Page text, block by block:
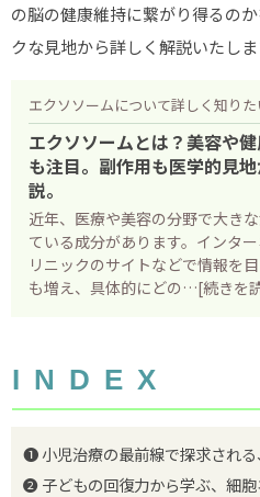
当院について
価格について
診察予約
プライバシーポリシー
お問い合わせ
タイムライン
の脳の健康維持に繋がり得るの
クな見地から詳しく解説いたしま
エクソソームについて詳しく知りた
エクソソームとは？美容や
も注目。副作用も医学的見
説。
近年、医療や美容の分野で大き
ている成分があります。インタ
リニックのサイトなどで情報を
も増え、具体的にどの…[続きを
INDEX
❶ 小児治療の最前線で探求される
❷ 子どもの回復力から学ぶ、細